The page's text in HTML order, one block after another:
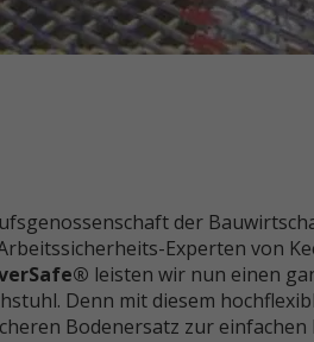
der
Experten von
leisten wir nun einen
Denn mit diesem
Bodenersatz zur